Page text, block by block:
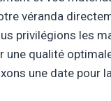
véranda
privilégions les
une qualité
une date pour